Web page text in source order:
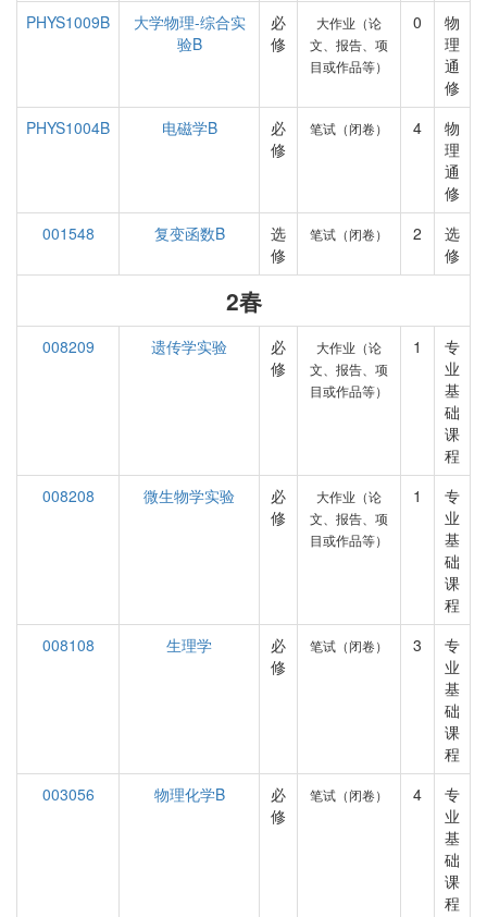
PHYS1009B
大学物理-综合实
验B
必
修
大作业（论
文、报告、项
目或作品等）
0
物
理
通
修
PHYS1004B
电磁学B
必
修
笔试（闭卷） 4
物
理
通
修
001548
复变函数B
选
修
笔试（闭卷） 2
选
修
2春
008209 遗传学实验
必
修
大作业（论
文、报告、项
目或作品等）
1
专
业
基
础
课
程
008208
微生物学实验
必
修
大作业（论
文、报告、项
目或作品等）
1
专
业
基
础
课
程
008108
生理学
必
修
笔试（闭卷） 3
专
业
基
础
课
程
003056
物理化学B
必
修
笔试（闭卷） 4
专
业
基
础
课
程